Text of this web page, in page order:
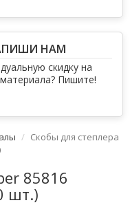
НАМ
скидку на
Пишите!
Скобы для степлера
85816
шт.)